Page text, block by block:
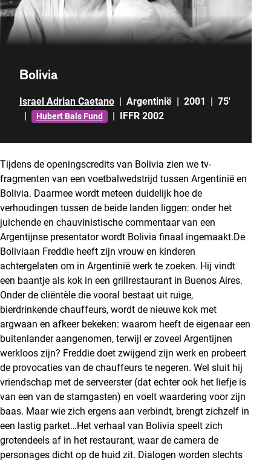
Bolivia
Israel Adrian Caetano | Argentinië | 2001 | 75'
|
Hubert Bals Fund | IFFR 2002
Tijdens de openingscredits van Bolivia zien we tv-
fragmenten van een voetbalwedstrijd tussen Argentinië en
Bolivia. Daarmee wordt meteen duidelijk hoe de
verhoudingen tussen de beide landen liggen: onder het
juichende en chauvinistische commentaar van een
Argentijnse presentator wordt Bolivia finaal ingemaakt.De
Boliviaan Freddie heeft zijn vrouw en kinderen
achtergelaten om in Argentinië werk te zoeken. Hij vindt
een baantje als kok in een grillrestaurant in Buenos Aires.
Onder de cliëntèle die vooral bestaat uit ruige,
bierdrinkende chauffeurs, wordt de nieuwe kok met
argwaan en afkeer bekeken: waarom heeft de eigenaar een
buitenlander aangenomen, terwijl er zoveel Argentijnen
werkloos zijn? Freddie doet zwijgend zijn werk en probeert
de provocaties van de chauffeurs te negeren. Wel sluit hij
vriendschap met de serveerster (dat echter ook het liefje is
van een van de stamgasten) en voelt waardering voor zijn
baas. Maar wie zich ergens aan verbindt, brengt zichzelf in
een lastig parket…Het verhaal van Bolivia speelt zich
grotendeels af in het restaurant, waar de camera de
personages dicht op de huid zit. Dialogen worden slechts